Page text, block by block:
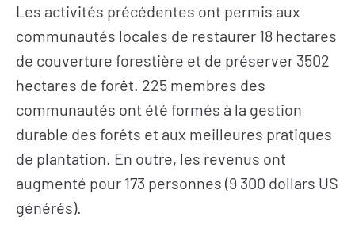
S’INFORMER
L’actualité du
AGIR
Les activités précédentes ont permis aux
communautés locales de restaurer 18 hectares
de couverture forestière et de préserver 3502
hectares de forêt. 225 membres des
communautés ont été formés à la gestion
durable des forêts et aux meilleures pratiques
de plantation. En outre, les revenus ont
augmenté pour 173 personnes (9 300 dollars US
générés).